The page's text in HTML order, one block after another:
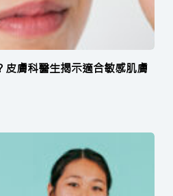
皮膚科醫生揭示適合敏感肌膚